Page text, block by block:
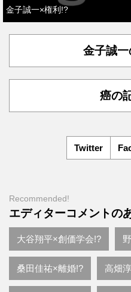
金子誠一×権利!?
金子誠一
癌の
Twitter
Recommended!
エディターコメントの
大谷翔平×創価学会!?
桑田佳祐×離婚!? 高畑